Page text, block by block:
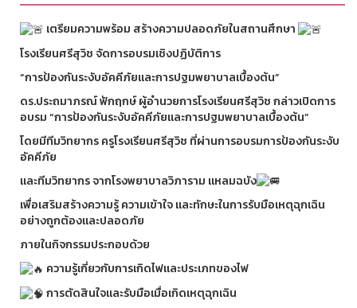
เตรียมความพร้อม สร้างความปลอดภัยในสถานศึกษา
โรงเรียนศรีสุวิช จัดการอบรมเชิงปฏิบัติการ
“การป้องกันระงับอัคคีภัยและการปฐมพยาบาลเบื้องต้น”
ดร.ประถมาภรณ์ ฟักฤกษ์ ผู้อำนวยการโรงเรียนศรีสุวิช กล่าวเปิดการ
อบรม “การป้องกันระงับอัคคีภัยและการปฐมพยาบาลเบื้องต้น”
โดยมีทีมวิทยากร ครูโรงเรียนศรีสุวิช ที่ผ่านการอบรมการป้องกันระงับ
อัคคีภัย
และทีมวิทยากร จากโรงพยาบาลวิภาราม แหลมฉบัง
เพื่อเสริมสร้างความรู้ ความเข้าใจ และทักษะในการรับมือเหตุฉุกเฉิน
อย่างถูกต้องและปลอดภัย
ภายในกิจกรรมประกอบด้วย
ความรู้เกี่ยวกับการเกิดไฟและประเภทของไฟ
การตัดสินใจและรับมือเมื่อเกิดเหตุฉุกเฉิน